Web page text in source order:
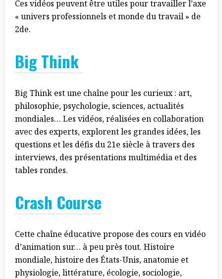
Ces vidéos peuvent être utiles pour travailler l’axe
« univers professionnels et monde du travail » de
2de.
Big Think
Big Think est une chaîne pour les curieux : art,
philosophie, psychologie, sciences, actualités
mondiales… Les vidéos, réalisées en collaboration
avec des experts, explorent les grandes idées, les
questions et les défis du 21e siècle à travers des
interviews, des présentations multimédia et des
tables rondes.
Crash Course
Cette chaîne éducative propose des cours en vidéo
d’animation sur… à peu près tout. Histoire
mondiale, histoire des États-Unis, anatomie et
physiologie, littérature, écologie, sociologie,